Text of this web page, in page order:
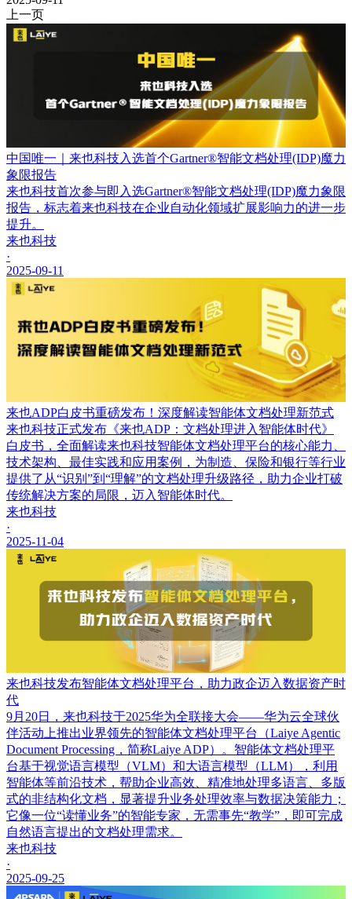
上一页
中国唯一｜来也科技入选首个Gartner®智能文档处理(IDP)魔力
象限报告
来也科技首次参与即入选Gartner®智能文档处理(IDP)魔力象限
报告，标志着来也科技在企业自动化领域扩展影响力的进一步
提升。
来也科技
·
2025-09-11
来也ADP白皮书重磅发布！深度解读智能体文档处理新范式
来也科技正式发布《来也ADP：文档处理进入智能体时代》
白皮书，全面解读来也科技智能体文档处理平台的核心能力、
技术架构、最佳实践和应用案例，为制造、保险和银行等行业
提供了从“识别”到“理解”的文档处理升级路径，助力企业打破
传统解决方案的局限，迈入智能体时代。
来也科技
·
2025-11-04
来也科技发布智能体文档处理平台，助力政企迈入数据资产时
代
9月20日，来也科技于2025华为全联接大会——华为云全球伙
伴活动上推出业界领先的智能体文档处理平台（Laiye Agentic
Document Processing，简称Laiye ADP）。智能体文档处理平
台基于视觉语言模型（VLM）和大语言模型（LLM），利用
智能体等前沿技术，帮助企业高效、精准地处理多语言、多版
式的非结构化文档，显著提升业务处理效率与数据决策能力；
它像一位“读懂业务”的智能专家，无需事先“教学”，即可完成
自然语言提出的文档处理需求。
来也科技
·
2025-09-25